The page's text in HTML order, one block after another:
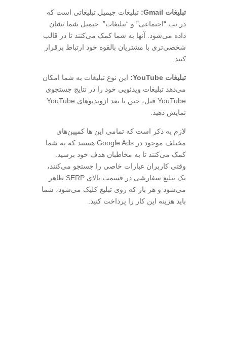
تبلیغات Gmail:
تبلیغات جیمیل تبلیغاتی است که
در تب “اجتماعی” و “تبلیغات” جیمیل شما نشان
داده می‌شود. آنها به شما کمک می‌کنند تا در قالب
شخصی‌تری با مشتریان بالقوه خود ارتباط برقرار
کنید.
تبلیغات YouTube:
این نوع تبلیغات به شما امکان
می‌دهد تبلیغات ویدئویی خود را در نتایج جستجوی
YouTube قبل، حین یا بعد ازویدیوهای YouTube
نمایش دهید.
لازم به ذکر است که تمامی این ها کمپین‌های
مختلف موجود در Google Ads هستند که به شما
کمک می‌کنند تا به مخاطبان هدف خود برسید.
وقتی کاربران عبارات خاصی را جستجو می‌کنند،
یک تبلیغ سفارشی در قسمت بالای SERP ظاهر
می‌شود و هر بار که روی تبلیغ کلیک می‌شود، شما
باید هزینه این کار را پرداخت کنید.